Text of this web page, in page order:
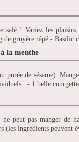
salé ! Variez les
gruyère râpé - Basilic
la menthe
purée de sésame).
: - 1 belle
peut pas manger de
ingrédients peuvent